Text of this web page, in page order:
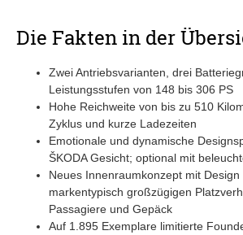
Die Fakten in der
Zwei Antriebsvarianten, drei
Leistungsstufen von 148 bis 306 PS
Hohe Reichweite von bis zu 510
Zyklus und kurze Ladezeiten
Emotionale und dynamische
ŠKODA Gesicht; optional mit
Neues Innenraumkonzept mit Design
markentypisch großzügigen
Passagiere und Gepäck
Auf 1.895 Exemplare limitierte